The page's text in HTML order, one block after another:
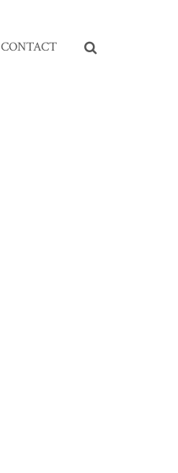
CONTACT